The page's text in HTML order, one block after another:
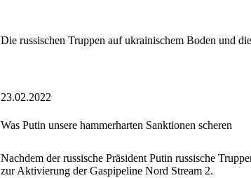
Die russischen Truppen auf ukrainischem Boden und
23.02.2022
Was Putin unsere hammerharten Sanktionen scheren
Nachdem der russische Präsident Putin russische
zur Aktivierung der Gaspipeline Nord Stream 2.